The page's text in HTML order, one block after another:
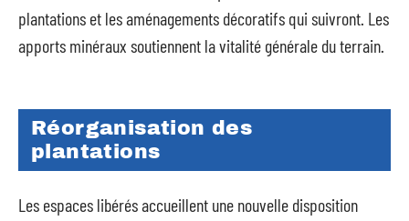
plantations et les aménagements décoratifs qui suivront. Les
apports minéraux soutiennent la vitalité générale du terrain.
Réorganisation des
plantations
Les espaces libérés accueillent une nouvelle disposition